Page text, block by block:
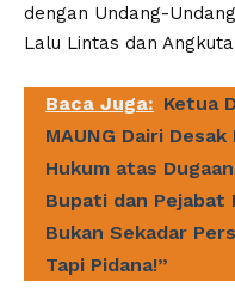
dengan Undang-
Lalu Lintas dan
Baca Juga: Ketua
MAUNG Dairi Desak
Hukum atas
Bupati dan Pejabat
Bukan Sekadar
Tapi Pidana!”